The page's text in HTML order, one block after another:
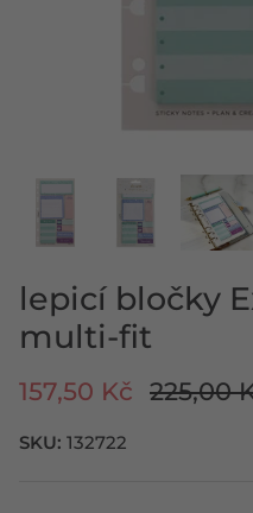
KOUPIT KOŽENÝ DIÁŘ
ROZPOČET SE
PAPÍRY A
KOUPIT PLÁNOVAČ
KOUPIT NÁPLŇ DO
KOUPIT NÁPLŇ DO
KOUPIT ARCHIVAČNÍ
lepicí bločky
multi-fit
157,50 Kč 225,00
SKU: 132722